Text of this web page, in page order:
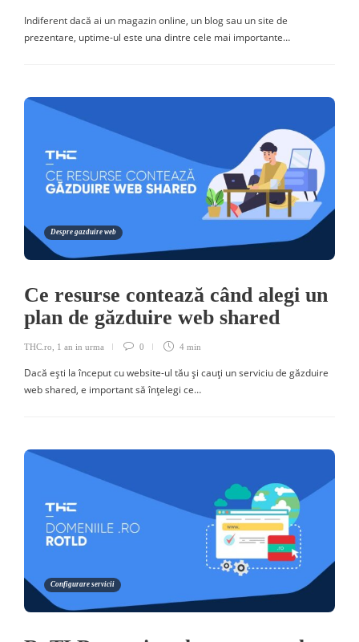
Indiferent dacă ai un magazin online, un blog sau un site de
prezentare, uptime-ul este una dintre cele mai importante…
Despre gazduire web
Ce resurse contează când alegi un
plan de găzduire web shared
THC.ro 1 an in urma 0 4 min
Dacă ești la început cu website-ul tău și cauți un serviciu de găzduire
web shared, e important să înțelegi ce…
Configurare servicii